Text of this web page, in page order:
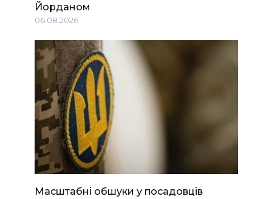
Йорданом
06.08.2026
Масштабні обшуки у посадовців